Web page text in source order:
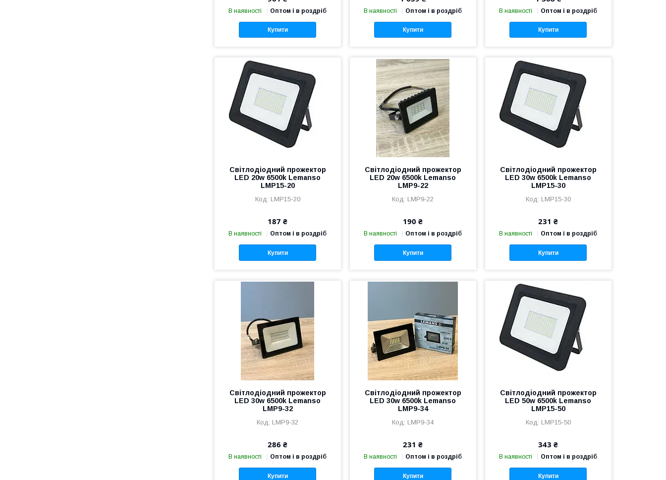
В наявності Оптом і в роздріб
Купити
В наявності Оптом і в роздріб
Купити
В наявності Оптом і в роздріб
Купити
Світлодіодний прожектор
LED 20w 6500k Lemanso
LMP15-20
LMP15-20
187 ₴
В наявності Оптом і в роздріб
Купити
Світлодіодний прожектор
LED 20w 6500k Lemanso
LMP9-22
LMP9-22
190 ₴
В наявності Оптом і в роздріб
Купити
Світлодіодний прожектор
LED 30w 6500k Lemanso
LMP15-30
LMP15-30
231 ₴
В наявності Оптом і в роздріб
Купити
Світлодіодний прожектор
LED 30w 6500k Lemanso
LMP9-32
LMP9-32
286 ₴
В наявності Оптом і в роздріб
Купити
Світлодіодний прожектор
LED 30w 6500k Lemanso
LMP9-34
LMP9-34
231 ₴
В наявності Оптом і в роздріб
Купити
Світлодіодний прожектор
LED 50w 6500k Lemanso
LMP15-50
LMP15-50
343 ₴
В наявності Оптом і в роздріб
Купити